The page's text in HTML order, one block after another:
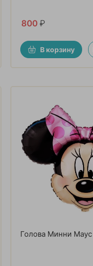
800 ₽
В корзину
Голова Минни Маус